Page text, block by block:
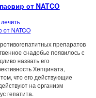
от NATCO
лечить
препаратов
снадобье появилось с
назвать его
Хепцината,
что его действующие
на организм
гепатита.